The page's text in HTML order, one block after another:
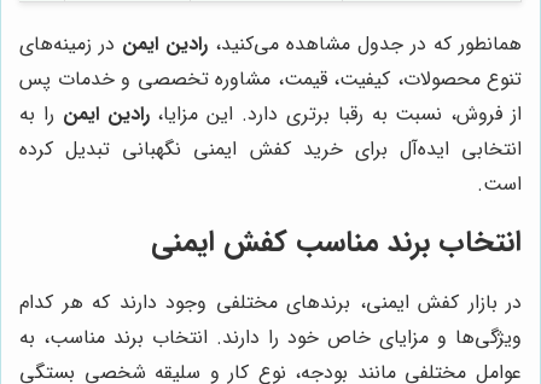
همانطور که در جدول مشاهده می‌کنید، رادین ایمن در زمینه‌های
تنوع محصولات، کیفیت، قیمت، مشاوره تخصصی و خدمات پس
از فروش، نسبت به رقبا برتری دارد. این مزایا،رادین ایمن را به
انتخابی ایده‌آل برای خرید کفش ایمنی نگهبانی تبدیل کرده
است.
انتخاب برند مناسب کفش ایمنی
در بازار کفش ایمنی، برندهای مختلفی وجود دارند که هر کدام
ویژگی‌ها و مزایای خاص خود را دارند. انتخاب برند مناسب، به
عوامل مختلفی مانند بودجه، نوع کار و سلیقه شخصی بستگی